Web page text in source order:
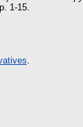
1-15.
.